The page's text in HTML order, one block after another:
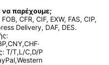
να παρέχουμε;
CFR, CIF, EXW, FAS, CIP,
Delivery, DAF, DES.
T/T,L/C,D/P